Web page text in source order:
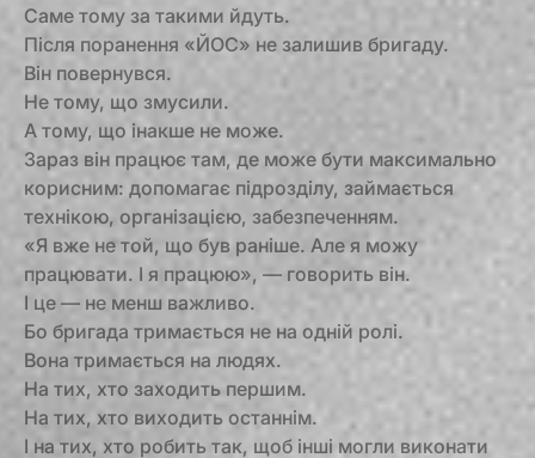
Саме тому за такими йдуть.
Після поранення «ЙОС» не залишив бригаду.
Він повернувся.
Не тому, що змусили.
А тому, що інакше не може.
Зараз він працює там, де може бути максимально
корисним: допомагає підрозділу, займається
технікою, організацією, забезпеченням.
«Я вже не той, що був раніше. Але я можу
працювати. І я працюю», — говорить він.
І це — не менш важливо.
Бо бригада тримається не на одній ролі.
Вона тримається на людях.
На тих, хто заходить першим.
На тих, хто виходить останнім.
І на тих, хто робить так, щоб інші могли виконати